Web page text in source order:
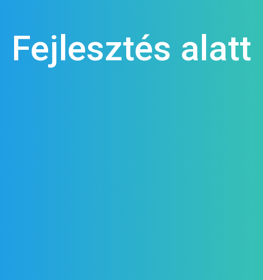
Fejlesztés alatt